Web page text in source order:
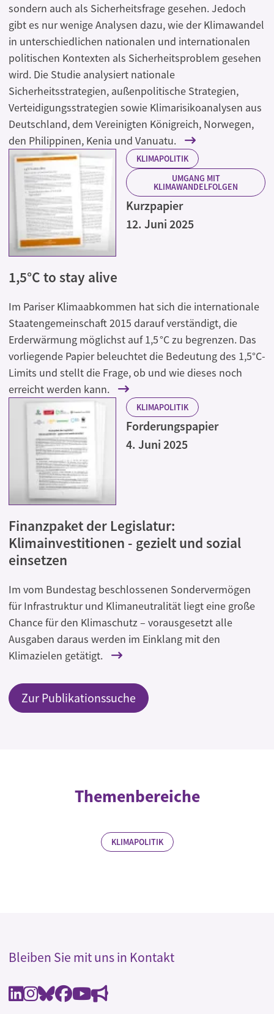
sondern auch als Sicherheitsfrage gesehen. Jedoch
gibt es nur wenige Analysen dazu, wie der Klimawandel
in unterschiedlichen nationalen und internationalen
politischen Kontexten als Sicherheitsproblem gesehen
wird. Die Studie analysiert nationale
Sicherheitsstrategien, außenpolitische Strategien,
Verteidigungsstrategien sowie Klimarisikoanalysen aus
Deutschland, dem Vereinigten Königreich, Norwegen,
den Philippinen, Kenia und Vanuatu.
KLIMAPOLITIK
UMGANG MIT
KLIMAWANDELFOLGEN
Kurzpapier
12. Juni 2025
1,5°C to stay alive
Im Pariser Klimaabkommen hat sich die internationale
Staatengemeinschaft 2015 darauf verständigt, die
Erderwärmung möglichst auf 1,5 °C zu begrenzen. Das
vorliegende Papier beleuchtet die Bedeutung des 1,5°C-
Limits und stellt die Frage, ob und wie dieses noch
erreicht werden kann.
KLIMAPOLITIK
Forderungspapier
4. Juni 2025
Finanzpaket der Legislatur:
Klimainvestitionen - gezielt und sozial
einsetzen
Im vom Bundestag beschlossenen Sondervermögen
für Infrastruktur und Klimaneutralität liegt eine große
Chance für den Klimaschutz – vorausgesetzt alle
Ausgaben daraus werden im Einklang mit den
Klimazielen getätigt.
Zur Publikationssuche
Themenbereiche
KLIMAPOLITIK
Bleiben Sie mit uns in Kontakt